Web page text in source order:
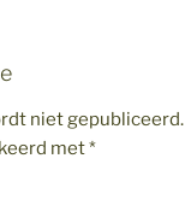
niet gepubliceerd.
met*